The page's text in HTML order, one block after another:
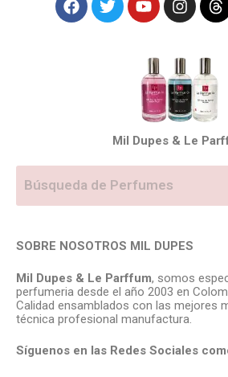
Mil Dupes & Le
SOBRE NOSOTROS MIL DUPES
Mil Dupes & Le Parffum, somos
perfumeria desde el año 2003 en
Calidad ensamblados con las mejores
técnica profesional manufactura.
Síguenos en las Redes Sociales